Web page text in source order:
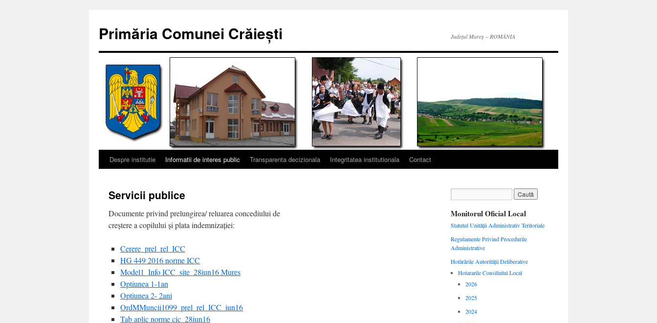
conținut
Primăria Comunei Crăiești Județul Mureș – ROMÂNIA
Despre institutie Informatii de interes public Transparenta decizionala Integritatea institutionala Contact
Servicii publice
Documente privind prelungirea/ reluarea concediului de
creştere a copilului şi plata indemnizaţiei:
Cerere_prel_rel_ICC
HG 449 2016 norme ICC
Model1_Info ICC_site_28iun16 Mures
Optiunea 1-1an
Optiunea 2- 2ani
OrdMMuncii1099_prel_rel_ICC_iun16
Tab aplic norme cic_28iun16
Monitorul Oficial Local
Statutul Unității Administrativ Teritoriale
Regulamente Privind Procedurile
Administrative
Hotărârile Autorității Deliberative
Hotararile Consiliului Local
2026
2025
2024